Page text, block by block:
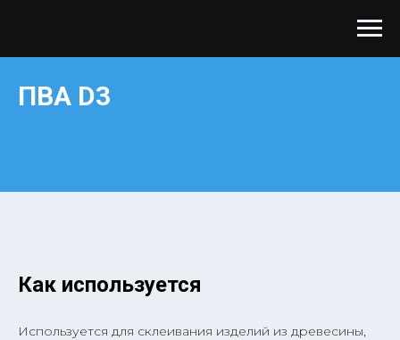
ПВА D3
Как используется
Используется для склеивания изделий из древесины,